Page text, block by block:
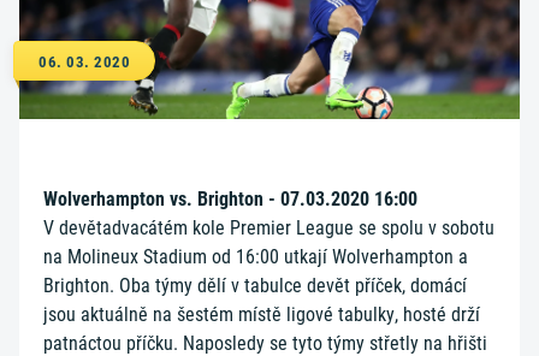
06. 03. 2020
Wolverhampton vs. Brighton - 07.03.2020 16:00
V devětadvacátém kole Premier League se spolu v sobotu
na Molineux Stadium od 16:00 utkají Wolverhampton a
Brighton. Oba týmy dělí v tabulce devět příček, domácí
jsou aktuálně na šestém místě ligové tabulky, hosté drží
patnáctou příčku. Naposledy se tyto týmy střetly na hřišti